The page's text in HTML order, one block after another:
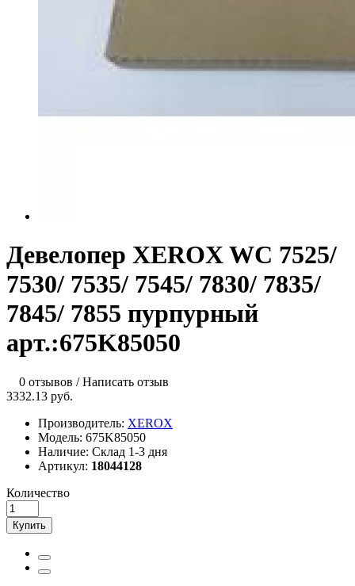
Девелопер XEROX WC 7525/
7530/ 7535/ 7545/ 7830/ 7835/
7845/ 7855 пурпурный
арт.:675K85050
0 отзывов /Написать отзыв
3332.13 руб.
Производитель: XEROX
Модель: 675K85050
Наличие: Склад 1-3 дня
Артикул: 18044128
Количество
Купить